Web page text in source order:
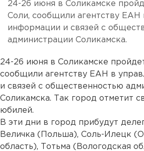
24-26 июня в Соликамске
Соли, сообщили агентству ЕАН
информации и связей с
администрации Соликамска.
24-26 июня в Соликамске
сообщили агентству ЕАН в
и связей с общественностью
Соликамска. Так город отметит
юбилей.
В эти дни в город прибудут
Величка (Польша), Соль-Илецк
область), Тотьма (Вологодская